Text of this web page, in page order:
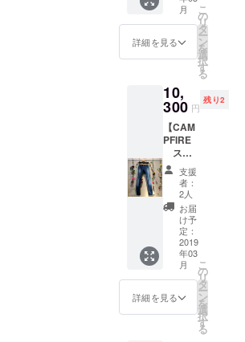
たがや
りたい
ことを
に実現
できる
チャン
ス！ ＊
筆談以
外(手
話・指
談な
ど）対
応がで
きない
ので、
必要な
場合
は、通
訳さん
の同行
ンツ）
スタン
ダード
仕様
(消費
料込み)
サイ
ズ：Sま
たはM
からお
選びい
ただけ
ます。
＊サイ
ズが不
安な方
は、
メッ
セージ
にてお
問い合
わせく
月
詳細を見る
こ
の
リ
タ
ー
ン
を
選
択
す
る
10,
300 円
残り2
【CAM
PFIRE
スペ
シャ
ル】 X
Denim
Pants（
クロ
ス・デ
ニムパ
ツ）・
サイド
スト
レッチ
レース
支援
者：
2人
お届
け予
定：
2019
年03
月
詳細を見る
こ
の
リ
タ
ー
ン
を
選
択
す
る